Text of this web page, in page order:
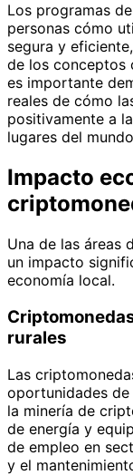
Los programas
personas cómo
segura y
de los conceptos
es importante
reales de cómo
positivamente a
lugares del
Impacto
Una de las áreas
un impacto
economía local.
rurales
Las
oportunidades de
la minería de
de energía y
de empleo en
y el